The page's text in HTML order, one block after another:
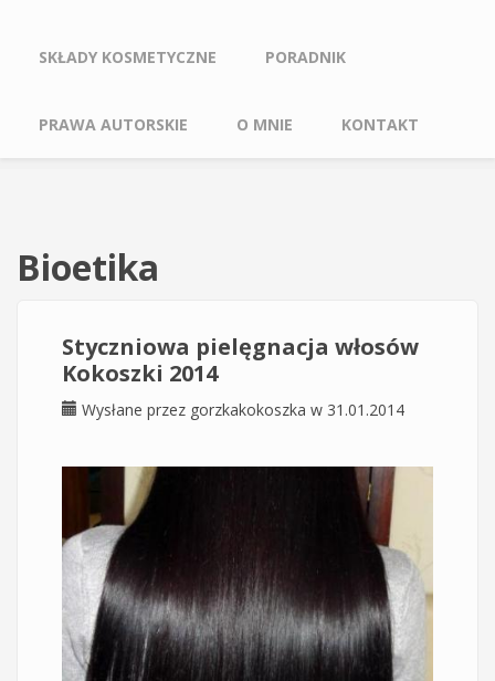
SKŁADY KOSMETYCZNE PORADNIK
PRAWA AUTORSKIE O MNIE KONTAKT
Bioetika
Styczniowa pielęgnacja włosów
Kokoszki 2014
Wysłane przez gorzkakokoszka w 31.01.2014